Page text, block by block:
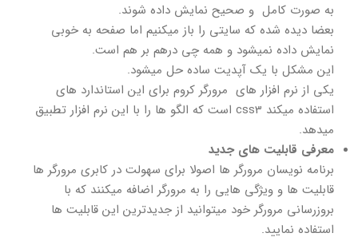
به صورت کامل و صحیح نمایش داده شوند.
بعضا دیده شده که سایتی را باز میکنیم اما صفحه به خوبی
نمایش داده نمیشود و همه چی درهم بر هم است.
این مشکل با یک آپدیت ساده حل میشود.
یکی از نرم افزار های مرورگر کروم برای این استاندارد های
استفاده میکند css3 است که الگو ها را با این نرم افزار تطبیق
میدهد.
معرفی قابلیت های جدید
برنامه نویسان مرورگر ها اصولا برای سهولت در کابری مرورگر ها
قابلیت ها و ویژگی هایی را به مرورگر اضافه میکنند که با
بروزرسانی مرورگر خود میتوانید از جدیدترین این قابلیت ها
استفاده نمایید.